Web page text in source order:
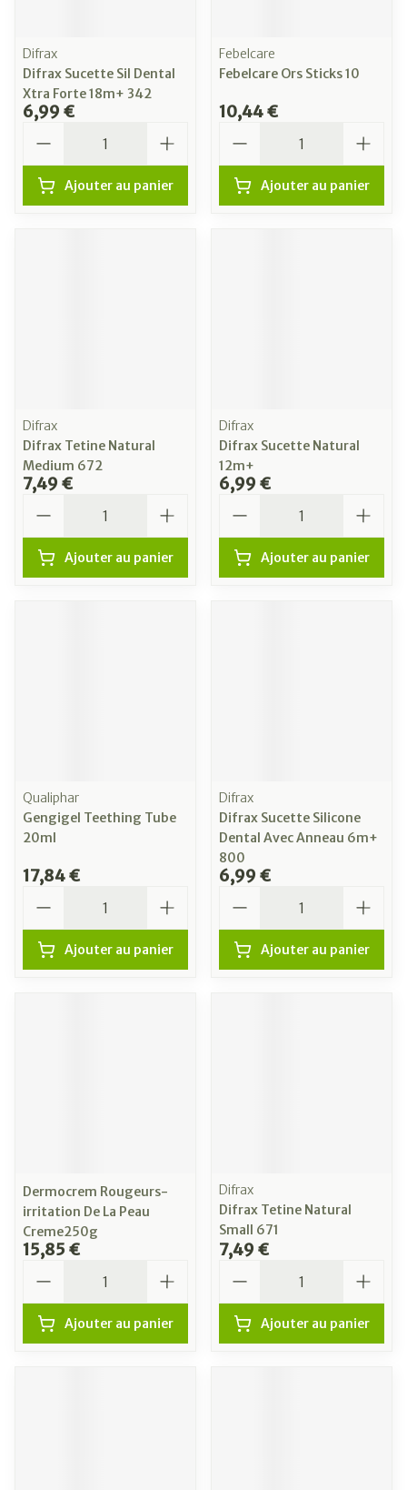
Difrax
Difrax Sucette Sil Dental
Xtra Forte 18m+ 342
6,99 €
Ajouter au panier
Febelcare
Febelcare Ors Sticks 10
10,44 €
Ajouter au panier
Difrax
Difrax Tetine Natural
Medium 672
7,49 €
Ajouter au panier
Difrax
Difrax Sucette Natural
12m+
6,99 €
Ajouter au panier
Qualiphar
Gengigel Teething Tube
20ml
17,84 €
Ajouter au panier
Difrax
Difrax Sucette Silicone
Dental Avec Anneau 6m+
800
6,99 €
Ajouter au panier
Dermocrem Rougeurs-
irritation De La Peau
Creme250g
15,85 €
Ajouter au panier
Difrax
Difrax Tetine Natural
Small 671
7,49 €
Ajouter au panier